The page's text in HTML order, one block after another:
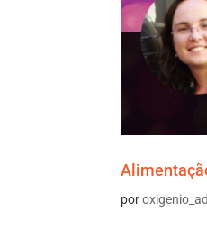
por